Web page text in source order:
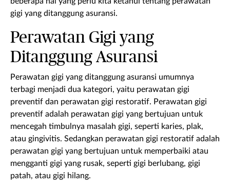
gigi yang ditanggung asuransi.
Perawatan Gigi yang
Ditanggung Asuransi
Perawatan gigi yang ditanggung asuransi umumnya
terbagi menjadi dua kategori, yaitu perawatan gigi
preventif dan perawatan gigi restoratif. Perawatan gigi
preventif adalah perawatan gigi yang bertujuan untuk
mencegah timbulnya masalah gigi, seperti karies, plak,
atau gingivitis. Sedangkan perawatan gigi restoratif adalah
perawatan gigi yang bertujuan untuk memperbaiki atau
mengganti gigi yang rusak, seperti gigi berlubang, gigi
patah, atau gigi hilang.